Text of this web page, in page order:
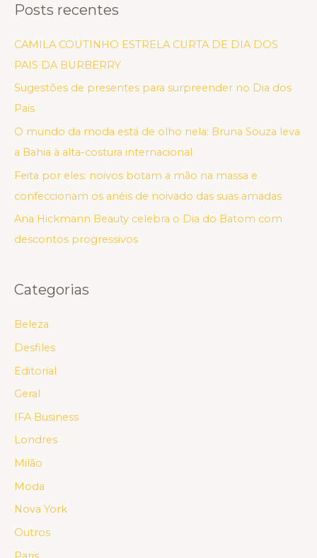
Posts recentes
CAMILA COUTINHO ESTRELA CURTA DE DIA DOS
PAIS DA BURBERRY
Sugestões de presentes para surpreender no Dia dos
Pais
O mundo da moda está de olho nela: Bruna Souza leva
a Bahia à alta-costura internacional
Feita por eles: noivos botam a mão na massa e
confeccionam os anéis de noivado das suas amadas
Ana Hickmann Beauty celebra o Dia do Batom com
descontos progressivos
Categorias
Beleza
Desfiles
Editorial
Geral
IFA Business
Londres
Milão
Moda
Nova York
Outros